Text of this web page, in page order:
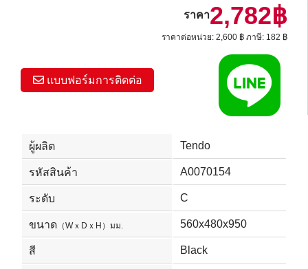
ราคา2,782฿
ราคาต่อหน่วย: 2,600 ฿ ภาษี: 182 ฿
แบบฟอร์มการติดต่อ
ผู้ผลิต Tendo
รหัสสินค้า A0070154
ระดับ C
ขนาด （WｘDｘH）มม. 560x480x950
สี Black